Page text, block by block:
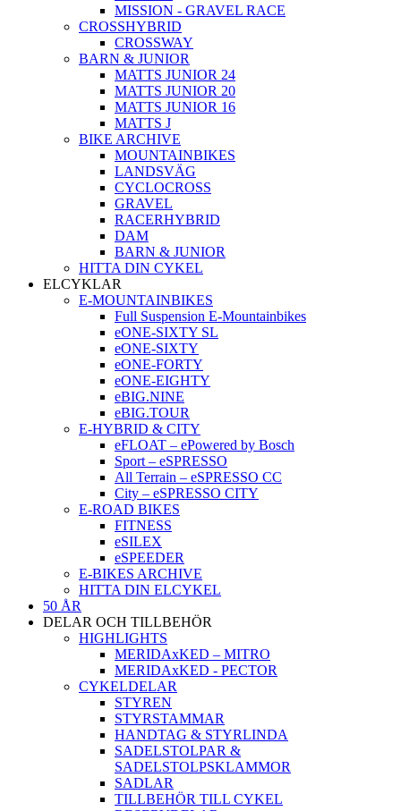
MISSION - GRAVEL RACE
CROSSHYBRID
CROSSWAY
BARN & JUNIOR
MATTS JUNIOR 24
MATTS JUNIOR 20
MATTS JUNIOR 16
MATTS J
BIKE ARCHIVE
MOUNTAINBIKES
LANDSVÄG
CYCLOCROSS
GRAVEL
RACERHYBRID
DAM
BARN & JUNIOR
HITTA DIN CYKEL
ELCYKLAR
E-MOUNTAINBIKES
Full Suspension E-Mountainbikes
eONE-SIXTY SL
eONE-SIXTY
eONE-FORTY
eONE-EIGHTY
eBIG.NINE
eBIG.TOUR
E-HYBRID & CITY
eFLOAT – ePowered by Bosch
Sport – eSPRESSO
All Terrain – eSPRESSO CC
City – eSPRESSO CITY
E-ROAD BIKES
FITNESS
eSILEX
eSPEEDER
E-BIKES ARCHIVE
HITTA DIN ELCYKEL
50 ÅR
DELAR OCH TILLBEHÖR
HIGHLIGHTS
MERIDAxKED – MITRO
MERIDAxKED - PECTOR
CYKELDELAR
STYREN
STYRSTAMMAR
HANDTAG & STYRLINDA
SADELSTOLPAR &
SADELSTOLPSKLAMMOR
SADLAR
TILLBEHÖR TILL CYKEL